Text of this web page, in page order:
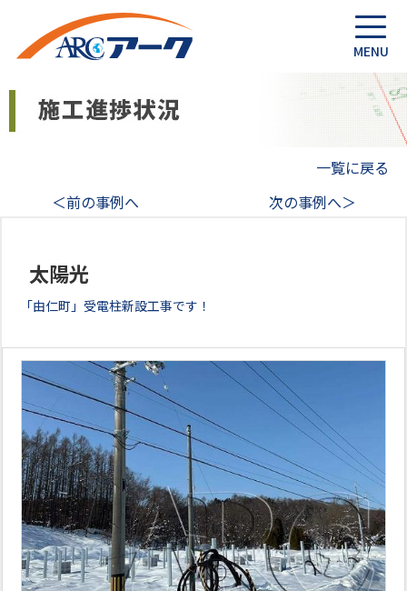
一覧に戻る
＜前の事例へ
次の事例へ＞
太陽光
「由仁町」受電柱新設工事です！